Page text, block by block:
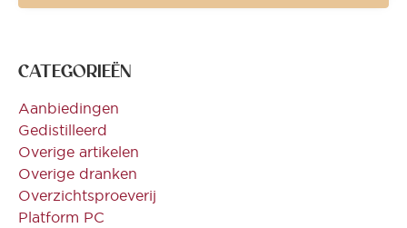
CATEGORIEËN
Aanbiedingen
Gedistilleerd
Overige artikelen
Overige dranken
Overzichtsproeverij
Platform PC